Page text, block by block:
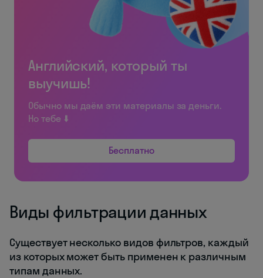
Английский, который ты
выучишь!
Обычно мы даём эти материалы за деньги.
Но тебе ⬇️
Бесплатно
Виды фильтрации данных
Существует несколько видов фильтров, каждый
из которых может быть применен к различным
типам данных.